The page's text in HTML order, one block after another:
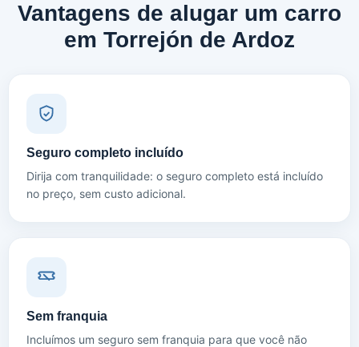
Vantagens de alugar um carro
em Torrejón de Ardoz
Seguro completo incluído
Dirija com tranquilidade: o seguro completo está incluído
no preço, sem custo adicional.
Sem franquia
Incluímos um seguro sem franquia para que você não